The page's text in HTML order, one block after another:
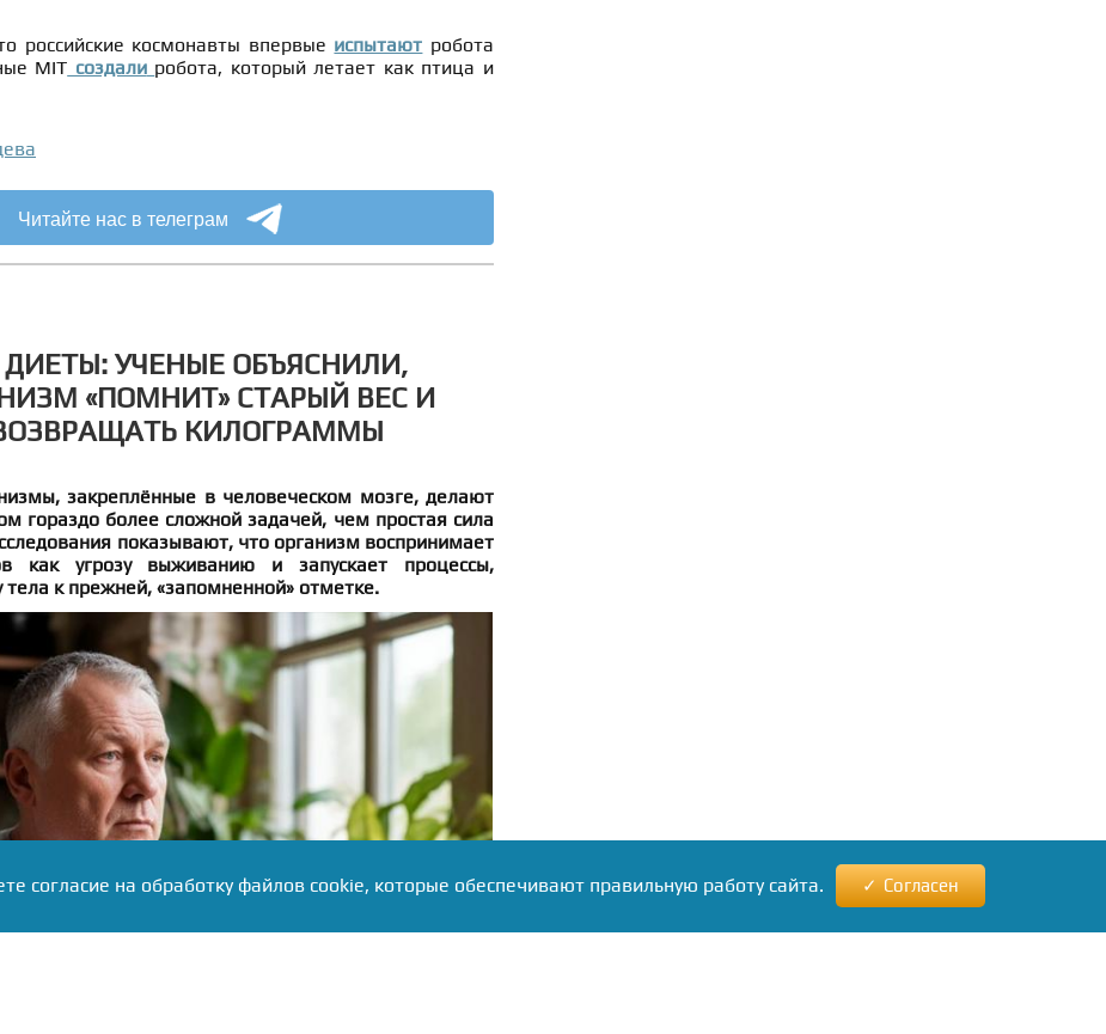
российские космонавты впервые испытают робота
MIT создали робота, который летает как птица и
Читайте нас в телеграм
УЧЕНЫЕ ОБЪЯСНИЛИ,
«ПОМНИТ» СТАРЫЙ ВЕС И
КИЛОГРАММЫ
закреплённые в человеческом мозге, делают
гораздо более сложной задачей, чем простая сила
показывают, что организм воспринимает
как угрозу выживанию и запускает процессы,
к прежней, «запомненной» отметке.
согласие на обработку файлов cookie, которые обеспечивают правильную работу сайта. Согласен